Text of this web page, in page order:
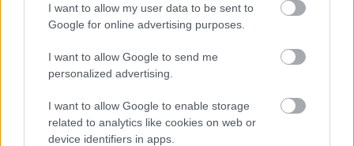
I want to allow my user data to be sent to
Google for online advertising purposes.
I want to allow Google to send me
personalized advertising.
I want to allow Google to enable storage
related to analytics like cookies on web or
device identifiers in apps.